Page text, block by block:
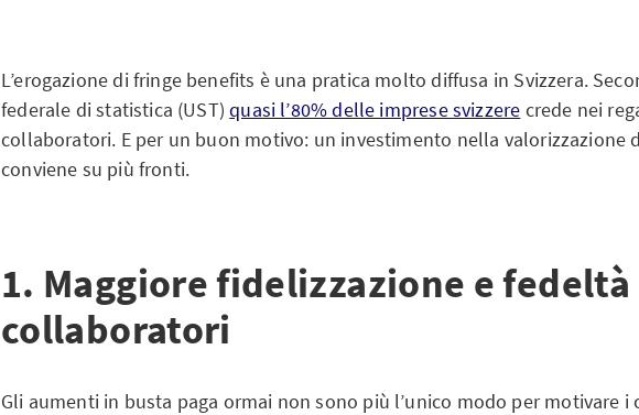
L’erogazione di fringe benefits è una pratica molto diffusa in Svizzera.
federale di statistica (UST)quasi l’80% delle imprese svizzere crede nei
collaboratori. E per un buon motivo: un investimento nella valorizzazione
conviene su più fronti.
1. Maggiore fidelizzazione e fedeltà
collaboratori
Gli aumenti in busta paga ormai non sono più l’unico modo per motivare